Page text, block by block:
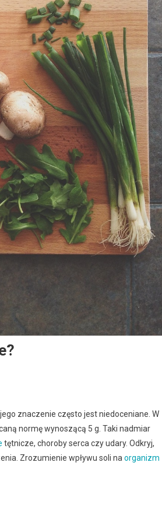
znaczenie często jest niedoceniane. W
normę wynoszącą 5 g. Taki nadmiar
tętnicze, choroby serca czy udary. Odkryj,
Zrozumienie wpływu soli na organizm